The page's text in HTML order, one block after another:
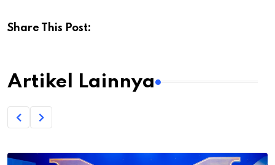
Share This Post:
Artikel Lainnya